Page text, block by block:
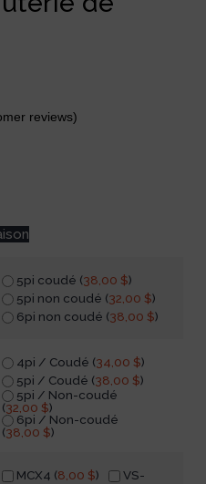
reviews)
5pi coudé (38,00 $)
5pi non coudé (32,00 $)
6pi non coudé (38,00 $)
4pi / Coudé (34,00 $)
5pi / Coudé (38,00 $)
5pi / Non-coudé
(32,00 $)
6pi / Non-coudé
(38,00 $)
MCX4 (8,00 $)
VS-